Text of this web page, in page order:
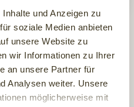
und Anzeigen zu
soziale Medien anbieten
unsere Website zu
wir Informationen zu Ihrer
an unsere Partner für
Analysen weiter. Unsere
möglicherweise mit